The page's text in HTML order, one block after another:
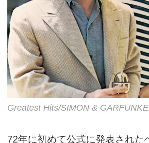
Greatest Hits/SIMON &
72年に初めて公式に発表された